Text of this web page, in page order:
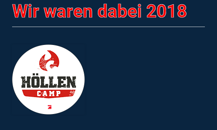
Wir waren dabei 2018